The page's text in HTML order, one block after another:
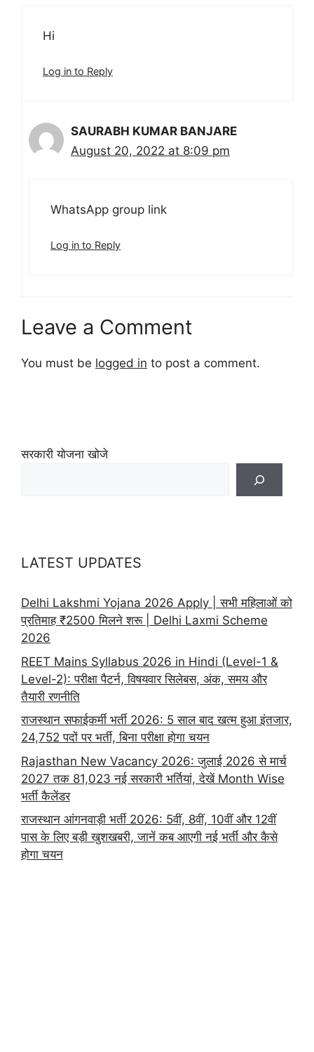
Hi
Log in to Reply
SAURABH KUMAR BANJARE
August 20, 2022 at 8:09 pm
WhatsApp group link
Log in to Reply
Leave a Comment
You must be logged in to post a comment.
सरकारी योजना खोजे
LATEST UPDATES
Delhi Lakshmi Yojana 2026 Apply | सभी महिलाओं को
प्रतिमाह ₹2500 मिलने शरू | Delhi Laxmi Scheme
2026
REET Mains Syllabus 2026 in Hindi (Level-1 &
Level-2): परीक्षा पैटर्न, विषयवार सिलेबस, अंक, समय और
तैयारी रणनीति
राजस्थान सफाईकर्मी भर्ती 2026: 5 साल बाद खत्म हुआ इंतजार,
24,752 पदों पर भर्ती, बिना परीक्षा होगा चयन
Rajasthan New Vacancy 2026: जुलाई 2026 से मार्च
2027 तक 81,023 नई सरकारी भर्तियां, देखें Month Wise
भर्ती कैलेंडर
राजस्थान आंगनवाड़ी भर्ती 2026: 5वीं, 8वीं, 10वीं और 12वीं
पास के लिए बड़ी खुशखबरी, जानें कब आएगी नई भर्ती और कैसे
होगा चयन